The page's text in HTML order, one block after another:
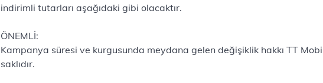
indirimli tutarları aşağıdaki gibi olacaktır.
ÖNEMLİ:
Kampanya süresi ve kurgusunda meydana gelen değişiklik hakkı TT
saklıdır.